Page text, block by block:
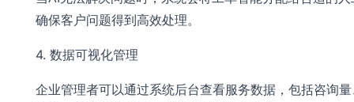
确保客户问题得到高效处理。
4. 数据可视化管理
企业管理者可以通过系统后台查看服务数据，包括咨询